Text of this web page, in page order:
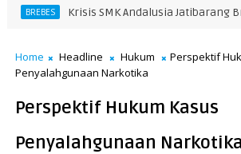
BREBES Krisis SMK Andalusia Jatibarang
Home Headline Hukum
Perspektif
Penyalahgunaan Narkotika
Perspektif Hukum Kasus
Penyalahgunaan Narkotika